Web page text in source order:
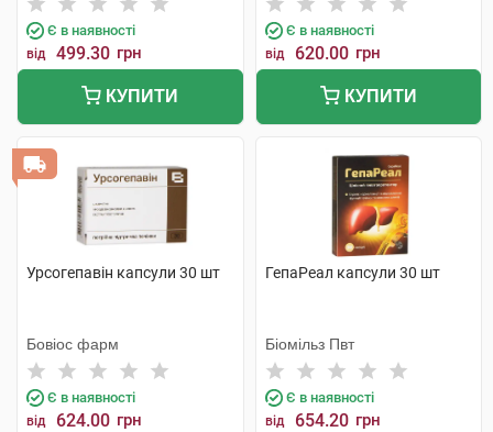
Є в наявності
від 499.30 грн
КУПИТИ
Є в наявності
від 620.00 грн
КУПИТИ
Урсогепавін капсули 30 шт
Бовіос фарм
Є в наявності
від 624.00 грн
ГепаРеал капсули 30 шт
Біомільз Пвт
Є в наявності
від 654.20 грн